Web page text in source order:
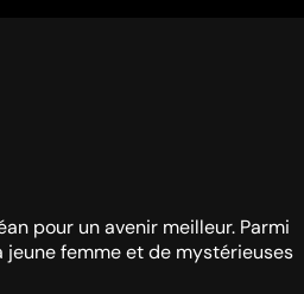
pour un avenir meilleur. Parmi
jeune femme et de mystérieuses